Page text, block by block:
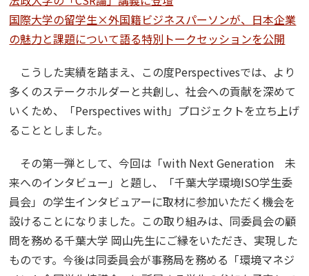
国際大学の留学生×外国籍ビジネスパーソンが、日本企業
の魅力と課題について語る特別トークセッションを公開
こうした実績を踏まえ、この度Perspectivesでは、より
多くのステークホルダーと共創し、社会への貢献を深めて
いくため、「Perspectives with」プロジェクトを立ち上げ
ることとしました。
その第一弾として、今回は「with Next Generation 未
来へのインタビュー」と題し、「千葉大学環境ISO学生委
員会」の学生インタビュアーに取材に参加いただく機会を
設けることになりました。この取り組みは、同委員会の顧
問を務める千葉大学 岡山先生にご縁をいただき、実現した
ものです。今後は同委員会が事務局を務める「環境マネジ